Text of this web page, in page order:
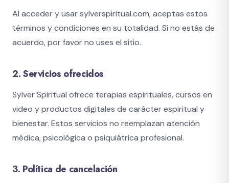
Guía Espiritual Personalizada
Shop
Cursos
Nosotros
Los Ángeles
Al acceder y usar sylverspiritual.com, aceptas estos
términos y condiciones en su totalidad. Si no estás de
acuerdo, por favor no uses el sitio.
2. Servicios ofrecidos
Sylver Spiritual ofrece terapias espirituales, cursos en
video y productos digitales de carácter espiritual y
bienestar. Estos servicios no reemplazan atención
médica, psicológica o psiquiátrica profesional.
3. Política de cancelación